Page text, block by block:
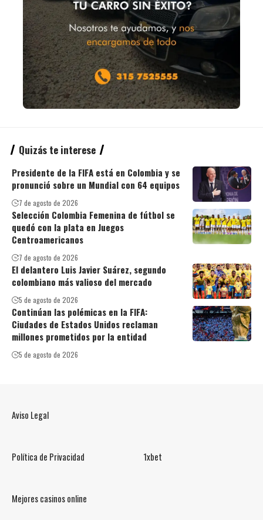
Quizás te interese
Presidente de la FIFA está en Colombia y se
pronunció sobre un Mundial con 64 equipos
7 de agosto de 2026
Selección Colombia Femenina de fútbol se
quedó con la plata en Juegos
Centroamericanos
7 de agosto de 2026
El delantero Luis Javier Suárez, segundo
colombiano más valioso del mercado
5 de agosto de 2026
Continúan las polémicas en la FIFA:
Ciudades de Estados Unidos reclaman
millones prometidos por la entidad
5 de agosto de 2026
Aviso Legal
Política de Privacidad 1xbet
Mejores casinos online